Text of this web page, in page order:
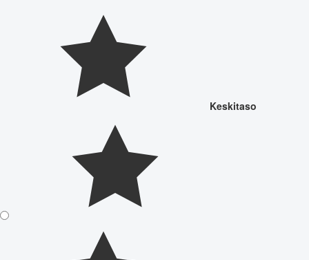
Keskitaso